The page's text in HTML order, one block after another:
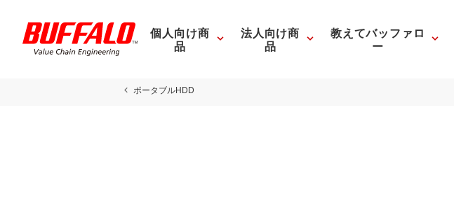
個人向け商
品
法人向け商
品
教えてバッファロ
ー
ポータブルHDD